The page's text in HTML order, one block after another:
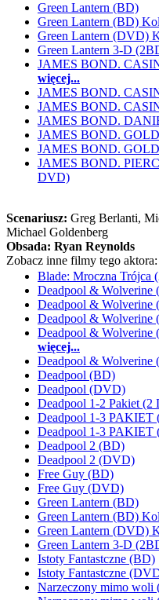
Green Lantern (BD)
Green Lantern (BD)
Green Lantern (DVD)
Green Lantern 3-D
JAMES BOND.
więcej...
JAMES BOND.
JAMES BOND.
JAMES BOND.
JAMES BOND.
JAMES BOND.
JAMES BOND.
DVD)
Scenariusz: Greg Berlanti,
Michael Goldenberg
Obsada: Ryan Reynolds
Zobacz inne filmy tego aktora:
Blade: Mroczna Trójca
Deadpool & Wolverine
Deadpool & Wolverine
Deadpool & Wolverine
Deadpool &
więcej...
Deadpool & Wolverine
Deadpool (BD)
Deadpool (DVD)
Deadpool 1-2 Pakiet
Deadpool 1-3 PAKIET
Deadpool 1-3 PAKIET
Deadpool 2 (BD)
Deadpool 2 (DVD)
Free Guy (BD)
Free Guy (DVD)
Green Lantern (BD)
Green Lantern (BD)
Green Lantern (DVD)
Green Lantern 3-D
Istoty Fantastczne (BD)
Istoty Fantastczne
Narzeczony mimo